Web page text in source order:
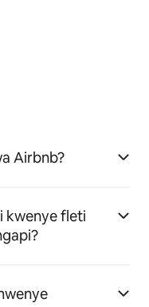
Airbnb?
kwenye fleti